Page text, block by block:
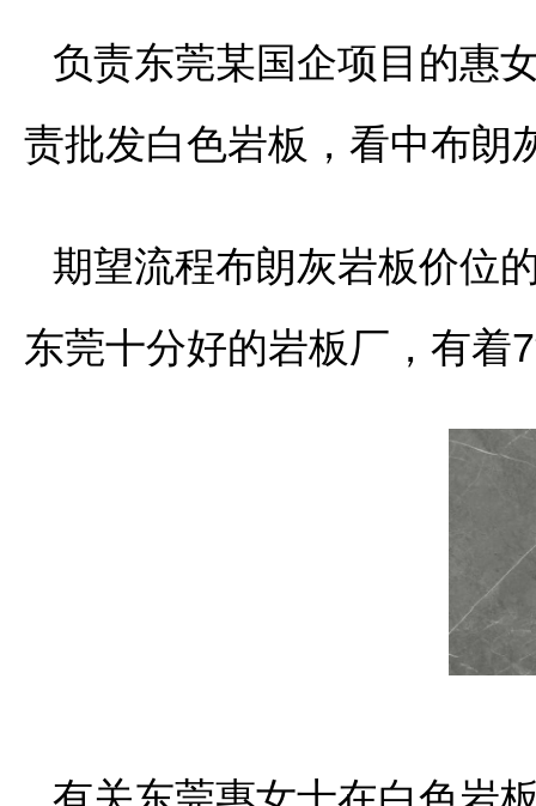
负责东莞某国企项目的惠
责批发白色岩板，看中布朗
期望流程布朗灰岩板价位
东莞十分好的岩板厂，有着